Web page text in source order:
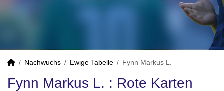
Nachwuchs Ewige Tabelle Fynn Markus L.
Fynn Markus L. : Rote Karten